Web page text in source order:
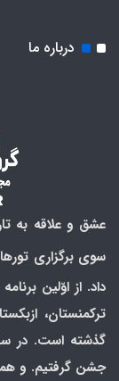
درباره ما
عشق و علاقه به
سوی برگزاری
داد. از اوّلین
ترکمنستان،
جشن گرفتیم. و